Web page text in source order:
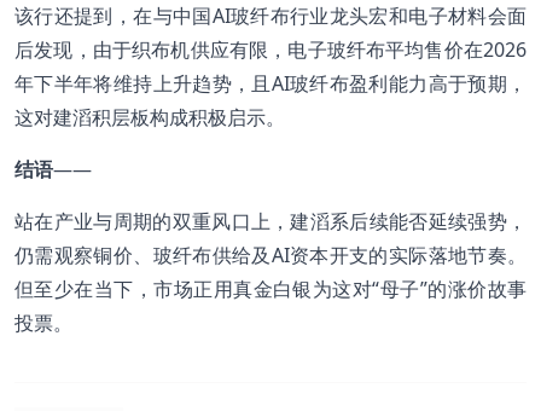
该行还提到，在与中国AI玻纤布行业龙头宏和电子材料会面
后发现，由于织布机供应有限，电子玻纤布平均售价在2026
年下半年将维持上升趋势，且AI玻纤布盈利能力高于预期，
这对建滔积层板构成积极启示。
结语——
站在产业与周期的双重风口上，建滔系后续能否延续强势，
仍需观察铜价、玻纤布供给及AI资本开支的实际落地节奏。
但至少在当下，市场正用真金白银为这对“母子”的涨价故事
投票。